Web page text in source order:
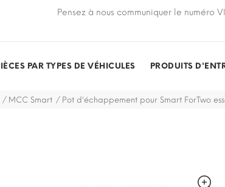
Pensez à nous communiquer le numéro
PAR TYPES DE VÉHICULES PRODUITS
MCC Smart Pot d'échappement pour Smart ForTwo